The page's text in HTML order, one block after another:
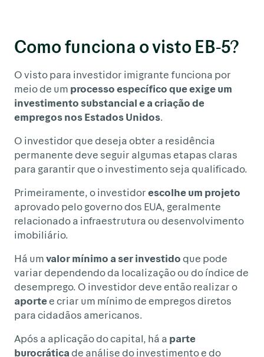
Como funciona o visto EB-5?
O visto para investidor imigrante funciona por
meio de um processo específico que exige um
investimento substancial e a criação de
empregos nos Estados Unidos.
O investidor que deseja obter a residência
permanente deve seguir algumas etapas claras
para garantir que o investimento seja qualificado.
Primeiramente, o investidorescolhe um projeto
aprovado pelo governo dos EUA, geralmente
relacionado a infraestrutura ou desenvolvimento
imobiliário.
Há umvalor mínimo a ser investidoque pode
variar dependendo da localização ou do índice de
desemprego. O investidor deve então realizar o
aportee criar um mínimo de empregos diretos
para cidadãos americanos.
Após a aplicação do capital, há a parte
burocráticade análise do investimento e do